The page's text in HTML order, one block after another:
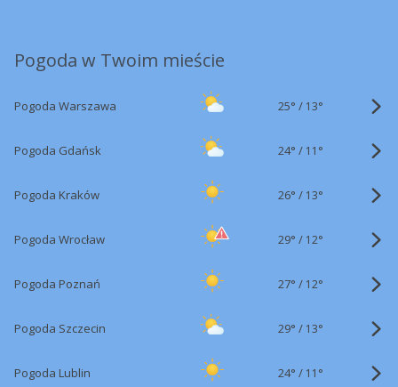
Pogoda w Twoim mieście
Pogoda Warszawa 25° / 13°
Pogoda Gdańsk 24° / 11°
Pogoda Kraków 26° / 13°
Pogoda Wrocław 29° / 12°
Pogoda Poznań 27° / 12°
Pogoda Szczecin 29° / 13°
Pogoda Lublin 24° / 11°